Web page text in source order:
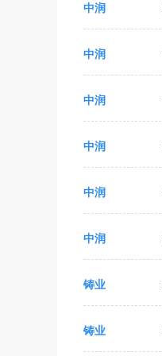
中润
中润
中润
中润
中润
中润
铸业
铸业